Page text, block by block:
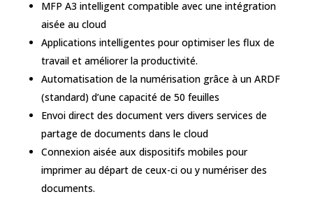
MFP A3 intelligent compatible avec une intégration
aisée au cloud
Applications intelligentes pour optimiser les flux de
travail et améliorer la productivité.
Automatisation de la numérisation grâce à un ARDF
(standard) d’une capacité de 50 feuilles
Envoi direct des document vers divers services de
partage de documents dans le cloud
Connexion aisée aux dispositifs mobiles pour
imprimer au départ de ceux-ci ou y numériser des
documents.